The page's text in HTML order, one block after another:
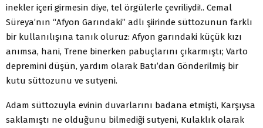
inekler içeri girmesin diye, tel örgülerle çevriliydi!.. Cemal
Süreya’nın “Afyon Garındaki” adlı şiirinde süttozunun farklı
bir kullanılışına tanık oluruz: Afyon garındaki küçük kızı
anımsa, hani, Trene binerken pabuçlarını çıkarmıştı; Varto
depremini düşün, yardım olarak Batı’dan Gönderilmiş bir
kutu süttozunu ve sutyeni.
Adam süttozuyla evinin duvarlarını badana etmişti, Karşıysa
saklamıştı ne olduğunu bilmediği sutyeni, Kulaklık olarak